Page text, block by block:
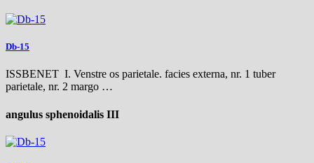
Db-15
ISSBENET I. Venstre os parietale. facies externa, nr. 1 tuber
parietale, nr. 2 margo …
angulus sphenoidalis III